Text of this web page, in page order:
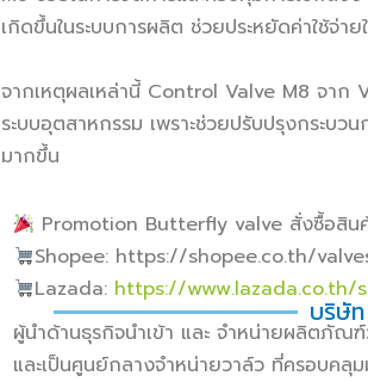
เกิดขึ้นในระบบการผลิต ช่วยประหยัดค่าใช้จ่า
จากเหตุผลเหล่านี้ Control Valve M8 จาก
ระบบอุตสาหกรรม เพราะช่วยปรับปรุงกระบ
มากขึ้น
Promotion Butterfly valve สั่งซื้อสิน
Shopee: https://shopee.co.th/
Lazada: https://www.lazada.co.th/
บริษั
ผู้นำด้านธุรกิจนำเข้า และ จำหน่ายผลิตภัณ
และเป็นศูนย์กลางจำหน่ายวาล์ว ที่ครอบคลุ